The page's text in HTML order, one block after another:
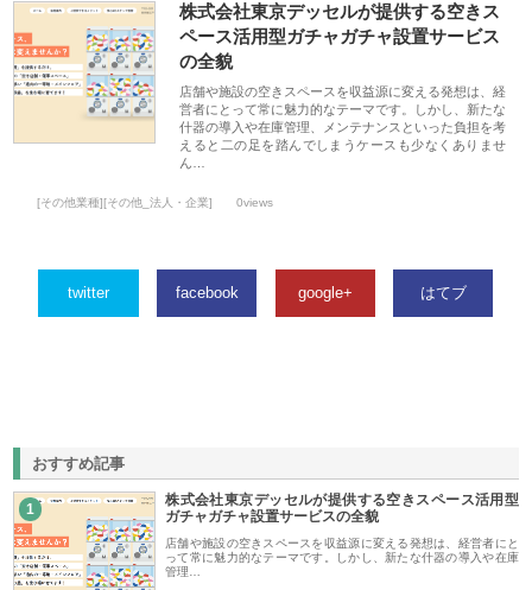
株式会社東京デッセルが提供する空きス
ペース活用型ガチャガチャ設置サービス
の全貌
店舗や施設の空きスペースを収益源に変える発想は、経
営者にとって常に魅力的なテーマです。しかし、新たな
什器の導入や在庫管理、メンテナンスといった負担を考
えると二の足を踏んでしまうケースも少なくありませ
ん…
[その他業種][その他_法人・企業] 0views
twitter facebook google+ はてブ
おすすめ記事
1
株式会社東京デッセルが提供する空きスペース活用型
ガチャガチャ設置サービスの全貌
店舗や施設の空きスペースを収益源に変える発想は、経営者にと
って常に魅力的なテーマです。しかし、新たな什器の導入や在庫
管理…